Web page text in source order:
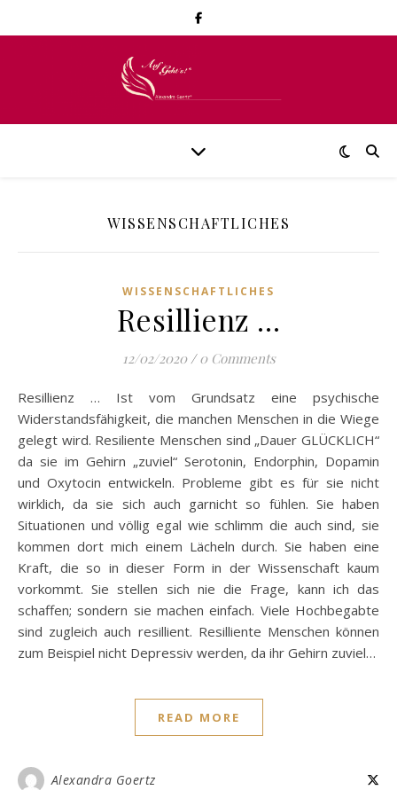
WISSENSCHAFTLICHES
WISSENSCHAFTLICHES
Resillienz …
12/02/2020 / 0 Comments
Resillienz … Ist vom Grundsatz eine psychische
Widerstandsfähigkeit, die manchen Menschen in die Wiege
gelegt wird. Resiliente Menschen sind „Dauer GLÜCKLICH“
da sie im Gehirn „zuviel“ Serotonin, Endorphin, Dopamin
und Oxytocin entwickeln. Probleme gibt es für sie nicht
wirklich, da sie sich auch garnicht so fühlen. Sie haben
Situationen und völlig egal wie schlimm die auch sind, sie
kommen dort mich einem Lächeln durch. Sie haben eine
Kraft, die so in dieser Form in der Wissenschaft kaum
vorkommt. Sie stellen sich nie die Frage, kann ich das
schaffen; sondern sie machen einfach. Viele Hochbegabte
sind zugleich auch resillient. Resilliente Menschen können
zum Beispiel nicht Depressiv werden, da ihr Gehirn zuviel…
READ MORE
Alexandra Goertz